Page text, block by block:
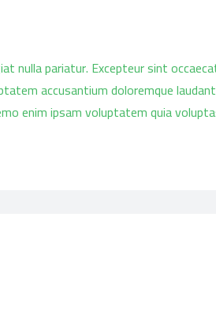
nulla pariatur. Excepteur sint
accusantium doloremque
enim ipsam voluptatem quia